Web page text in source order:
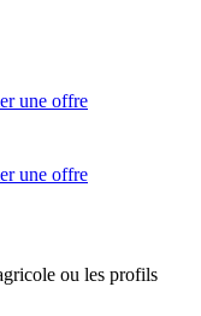
une offre
une offre
ou les profils